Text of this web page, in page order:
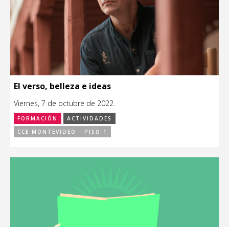
El verso, belleza e ideas
Viernes, 7 de octubre de 2022.
FORMACIÓN
ACTIVIDADES
CCE MONTEVIDEO - PISO 1